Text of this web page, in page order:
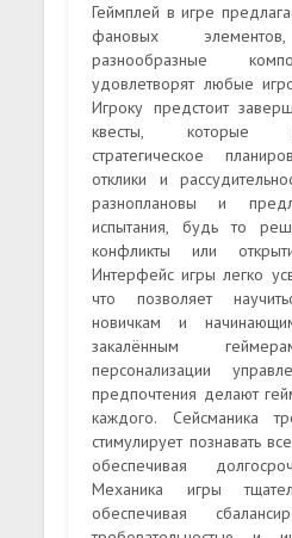
Геймплей в игре
фановых
разнообразные
удовлетворят любые
Игроку предстоит
квесты, которые
стратегическое
отклики и
разноплановы и
испытания, будь то
конфликты или
Интерфейс игры легко
что позволяет
новичкам и
закалённым
персонализации
предпочтения делают
каждого. Сейсманика
стимулирует познавать
обеспечивая
Механика игры
обеспечивая